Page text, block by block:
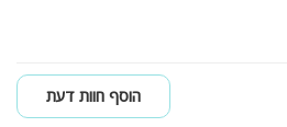
הוסף חוות דעת